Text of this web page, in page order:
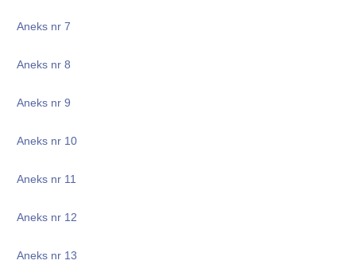
Aneks nr 7
Aneks nr 8
Aneks nr 9
Aneks nr 10
Aneks nr 11
Aneks nr 12
Aneks nr 13